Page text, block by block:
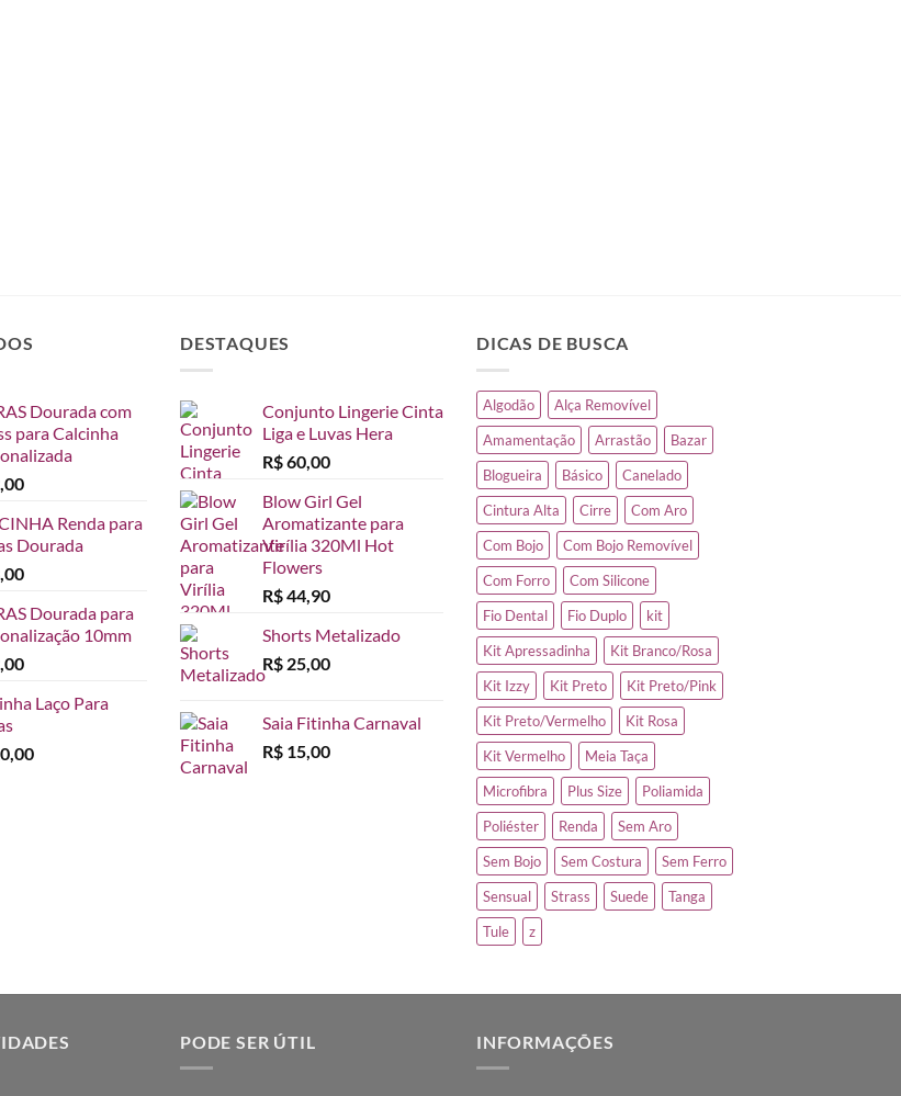
Dourada com
para Calcinha
Renda para
Dourada
Dourada para
10mm
Laço Para
DESTAQUES
Conjunto Lingerie Cinta
Liga e Luvas Hera
R$60,00
Blow Girl Gel
Aromatizante para
Virília 320Ml Hot
Flowers
R$44,90
Shorts Metalizado
R$ 25,00
Saia Fitinha Carnaval
R$ 15,00
DICAS DE BUSCA
Algodão
Alça Removível
Amamentação
Arrastão
Bazar
Blogueira
Básico
Canelado
Cintura Alta
Cirre
Com Aro
Com Bojo
Com Bojo Removível
Com Forro
Com Silicone
Fio Dental
Fio Duplo
kit
Kit Apressadinha
Kit Branco/Rosa
Kit Izzy
Kit Preto
Kit Preto/Pink
Kit Preto/Vermelho
Kit Rosa
Kit Vermelho
Meia Taça
Microfibra
Plus Size
Poliamida
Poliéster
Renda
Sem Aro
Sem Bojo
Sem Costura
Sem Ferro
Sensual
Strass Suede
Tanga
Tule
z
PODE SER ÚTIL INFORMAÇÕES